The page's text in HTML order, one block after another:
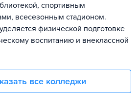
спортивным
всесезонным стадионом.
физической подготовке
воспитанию и внеклассной
все колледжи